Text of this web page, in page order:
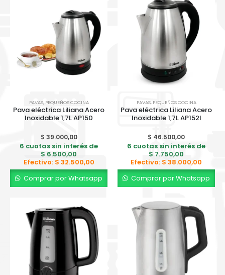
PAVAS, PEQUEÑOS COCINA
Pava eléctrica Liliana Acero
Inoxidable 1,7L AP150
$ 39.000,00
6 cuotas sin interés de
$ 6.500,00
Efectivo: $ 32.500,00
Comprar por Whatsapp
PAVAS, PEQUEÑOS COCINA
Pava eléctrica Liliana Acero
Inoxidable 1,7L AP152I
$ 46.500,00
6 cuotas sin interés de
$ 7.750,00
Efectivo: $ 38.000,00
Comprar por Whatsapp
out of 5
$420.000,00
6 cuotas sin interés
de$70.000,00
Efectivo:
$350.000,00
0out of 5
$330.000,00
6 cuotas sin interés
de
55.000,00
Efectivo:
$280.000,00